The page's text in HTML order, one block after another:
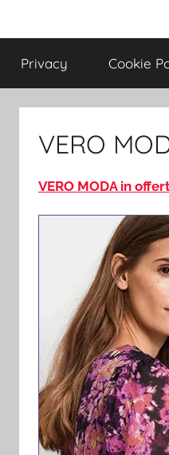
Privacy Cookie
VERO
VERO MODA in